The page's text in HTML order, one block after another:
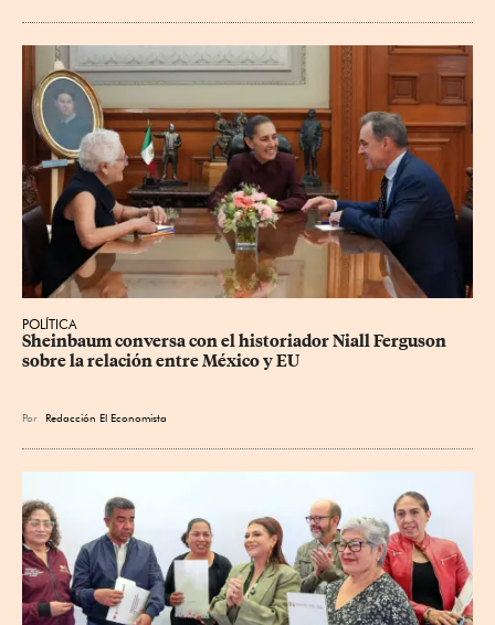
POLÍTICA
Sheinbaum conversa con el historiador Niall Ferguson
sobre la relación entre México y EU
Por Redacción El Economista